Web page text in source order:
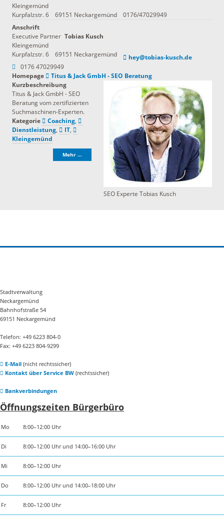
Kleingemünd
Kurpfalzstr. 6
69151 Neckargemünd
0176/47029949
Anschrift
Executive Partner Tobias Kusch
Kleingemünd
Kurpfalzstr. 6
69151 Neckargemünd
hey@tobias-kusch.de
0176 47029949
Homepage
Titus & Jack GmbH - SEO Beratung
SEO Experte Tobias Kusch
Kurzbeschreibung
Titus & Jack GmbH - SEO
Beratung vom zertifizierten
Suchmaschinen-Experten.
Kategorie
Coaching,
Dienstleistung, IT,
Kleingemünd
Mehr …
Stadtverwaltung
Neckargemünd
Bahnhofstraße 54
69151 Neckargemünd
Telefon: +49 6223 804-0
Fax: +49 6223 804-9299
E-Mail(nicht rechtssicher)
Kontakt über Service BW(rechtssicher)
Bankverbindungen
Öffnungszeiten Bürgerbüro
Mo 8:00–12:00 Uhr
Di 8:00–12:00 Uhr und 14:00–16:00 Uhr
Mi 8:00–12:00 Uhr
Do 8:00–12:00 Uhr und 14:00–18:00 Uhr
Fr 8:00–12:00 Uhr